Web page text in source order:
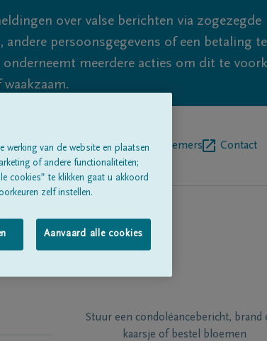
over valse berichten via zogezegde
persoonsgegevens of een betaling
meerdere acties om dit te
Over onsBegrafenisondernemers Contact
Stuur een condoléancebericht, brand
kaarsje of bestel bloemen
van de website en plaatsen
of andere functionaliteiten;
cookies” te klikken gaat u akkoord
zelf instellen.
Aanvaard alle cookies